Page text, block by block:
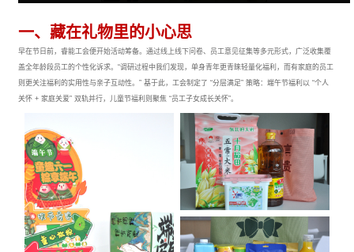
一、藏在礼物里的小心思
早在节日前，睿能工会便开始活动筹备。通过线上线下问卷、员工意见征集等多元形式，广泛收集覆
盖全年龄段员工的个性化诉求。“调研过程中我们发现，单身青年更青睐轻量化福利，而有家庭的员工
则更关注福利的实用性与亲子互动性。” 基于此，工会制定了 “分层满足” 策略：端午节福利以 “个人
关怀 + 家庭关爱” 双轨并行，儿童节福利则聚焦 “员工子女成长关怀”。